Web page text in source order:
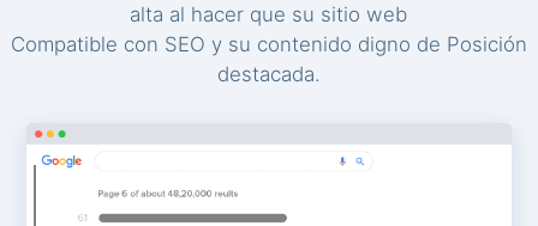
alta al hacer que su sitio web
Compatible con SEO y su contenido digno de Posición
destacada.